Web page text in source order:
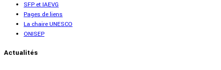
SFP et IAEVG
Pages de liens
La chaire UNESCO
ONISEP
Actualités